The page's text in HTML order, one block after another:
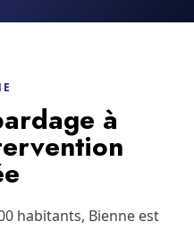
à
habitants, Bienne est